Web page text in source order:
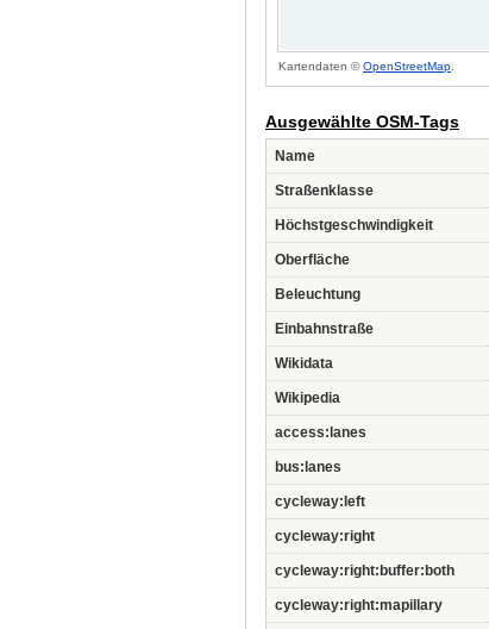
Kartendaten ©OpenStreetMap
Ausgewählte OSM-Tags
Name
Straßenklasse
Höchstgeschwindigkeit
Oberfläche
Beleuchtung
Einbahnstraße
Wikidata
Wikipedia
access:lanes
bus:lanes
cycleway:left
cycleway:right
cycleway:right:buffer:both
cycleway:right:mapillary